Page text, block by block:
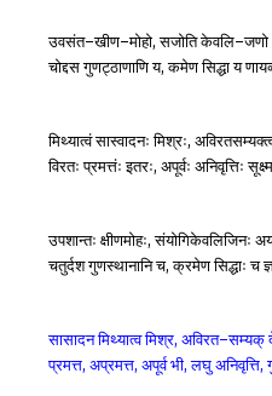
उवसंत–खीण–मोहो,सजोतिकेवलि–जणो
चोद्दसगुणट्ठाणाणिय,कमेणसिद्धाय
मिथ्यात्वंसास्वादनः मिश्रः,
विरतः प्रमत्तंः इतरः, अपूर्वः अनिवृत्तिः
उपशान्तः क्षीणमोहः,संयोगिकेवलिजिनः
चतुर्दशगुणस्थानानिच,क्रमेणसिद्धाः च
सासादनमिथ्यात्वमिश्र, अविरत–सम्यक्
प्रमत्त, अप्रमत्त, अपूर्वभी,लघुअनिवृत्ति,